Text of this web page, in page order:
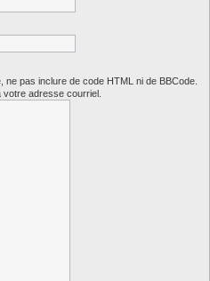
pas inclure de code HTML ni de BBCode.
votre adresse courriel.